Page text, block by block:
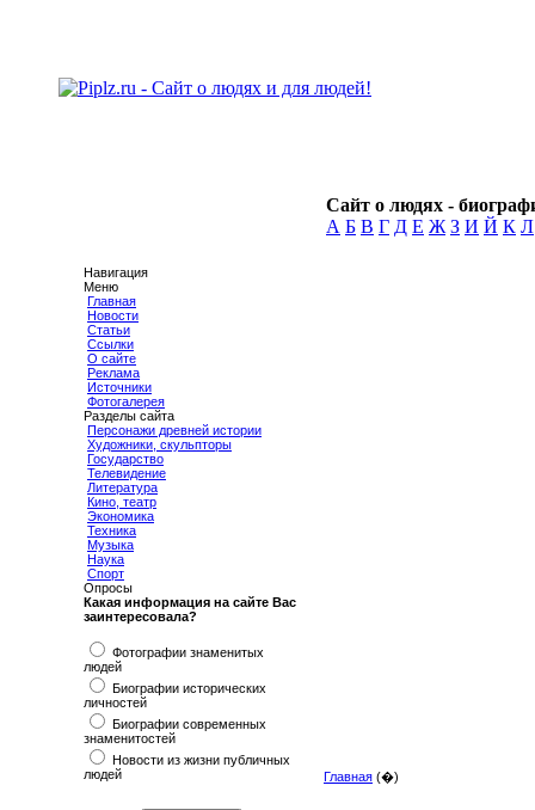
Сайт о людях -
А Б В Г Д Е Ж З И Й К Л
Навигация
Меню
Главная
Новости
Статьи
Ссылки
О сайте
Реклама
Источники
Фотогалерея
Разделы сайта
Персонажи древней истории
Художники, скульпторы
Государство
Телевидение
Литература
Кино, театр
Экономика
Техника
Музыка
Наука
Спорт
Опросы
Какая информация на сайте Вас
заинтересовала?
Фотографии знаменитых
людей
Биографии исторических
личностей
Биографии современных
знаменитостей
Новости из жизни публичных
людей
Главная (�)